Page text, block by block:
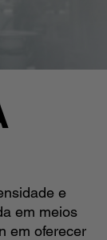
e
em meios
em oferecer